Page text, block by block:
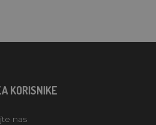
KORISNIKE
nas